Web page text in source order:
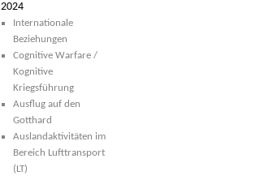
2024
Internationale
Beziehungen
Cognitive Warfare /
Kognitive
Kriegsführung
Ausflug auf den
Gotthard
Auslandaktivitäten im
Bereich Lufttransport
(LT)